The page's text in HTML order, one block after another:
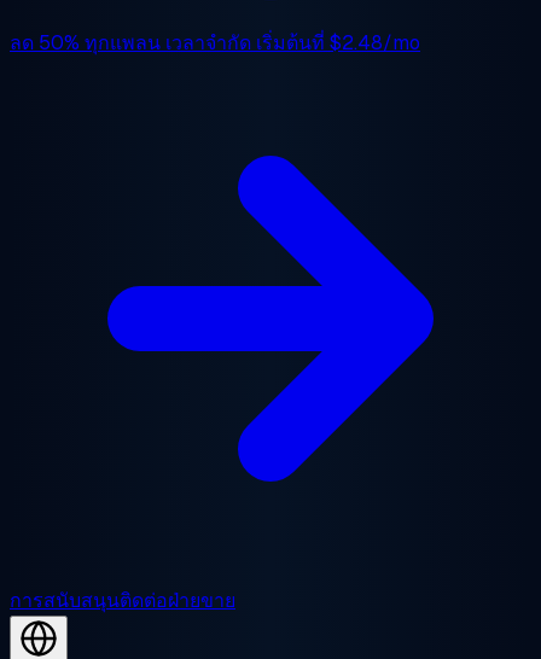
ลด 50% ทุกแพลน เวลาจำกัด เริ่มต้นที่ $2.48/mo
การสนับสนุนติดต่อฝ่ายขาย